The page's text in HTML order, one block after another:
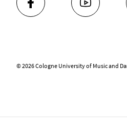
FACEBOOK YOUTUBE
© 2026 Cologne University of Music and